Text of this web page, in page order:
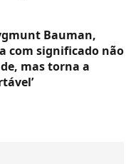
Bauman,
com significado não
mas torna a